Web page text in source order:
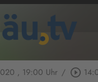
, 19:00 Uhr / play_circle_outline